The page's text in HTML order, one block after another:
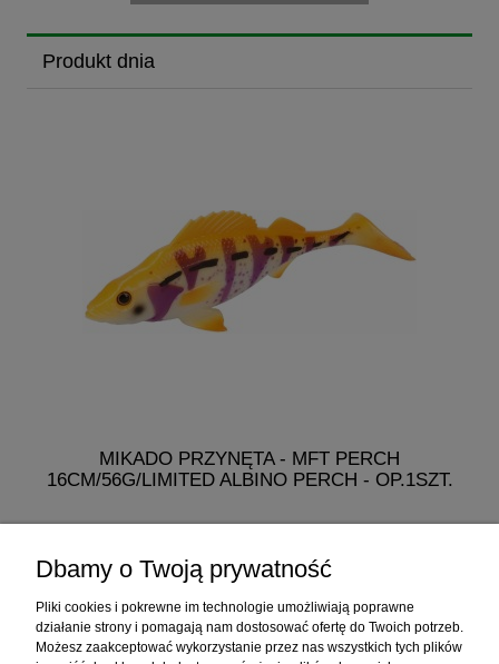
Produkt dnia
MIKADO PRZYNĘTA - MFT PERCH
16CM/56G/LIMITED ALBINO PERCH - OP.1SZT.
do koszyka
Dbamy o Twoją prywatność
Pliki cookies i pokrewne im technologie umożliwiają poprawne
działanie strony i pomagają nam dostosować ofertę do Twoich potrzeb.
Możesz zaakceptować wykorzystanie przez nas wszystkich tych plików